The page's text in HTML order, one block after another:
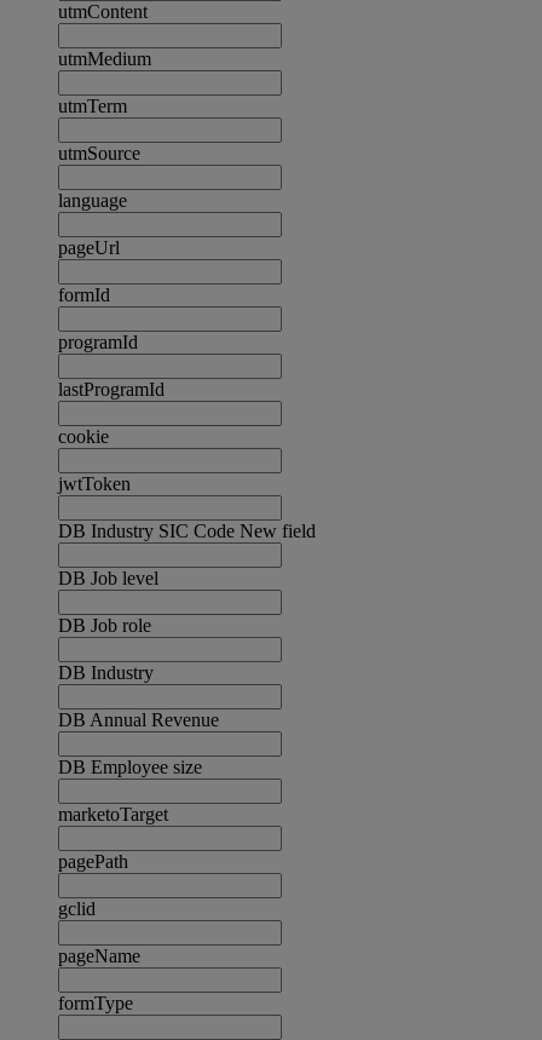
utmContent
utmMedium
utmTerm
utmSource
language
pageUrl
formId
programId
lastProgramId
cookie
jwtToken
DB Industry SIC Code New field
DB Job level
DB Job role
DB Industry
DB Annual Revenue
DB Employee size
marketoTarget
pagePath
gclid
pageName
formType